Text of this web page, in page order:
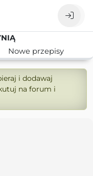
Nowe przepisy
i dodawaj
na forum i